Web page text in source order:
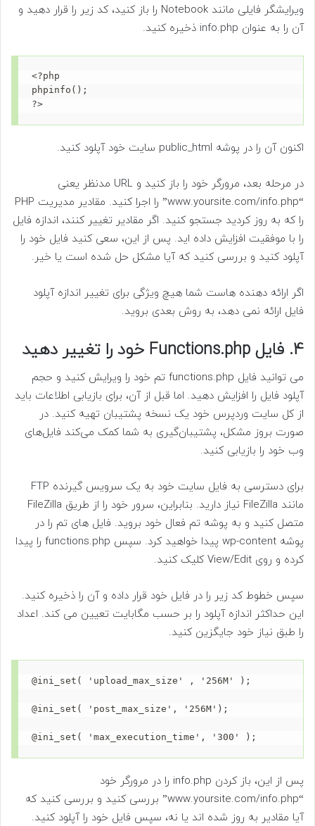
ویرایشگر فایلی مانند Notebook را باز کنید، کد زیر را قرار دهید و
آن را به عنوان info.php ذخیره کنید.
<?php
phpinfo();
?>
اکنون آن را در پوشه public_html سایت خود آپلود کنید.
در مرحله بعد، مرورگر خود را باز کنید و URL مدنظر یعنی
“www.yoursite.com/info.php” را اجرا کنید. مقادیر مدیریت PHP
را که به روز کردید جستجو کنید. اگر مقادیر تغییر کنند، اندازه فایل
را با موفقیت افزایش داده اید. پس از این، سعی کنید فایل خود را
آپلود کنید و بررسی کنید که آیا مشکل حل شده است یا خیر.
اگر ارائه دهنده هاست شما هیچ ویژگی برای تغییر اندازه آپلود
فایل ارائه نمی دهد، به روش بعدی بروید.
4. فایل Functions.php خود را تغییر دهید
می توانید فایل functions.php تم خود را ویرایش کنید و حجم
آپلود فایل را افزایش دهید. اما قبل از آن، برای بازیابی اطلاعات باید
از کل سایت وردپرس خود یک نسخه پشتیبان تهیه کنید. در
صورت بروز مشکل، پشتیبان‌گیری به شما کمک می‌کند فایل‌های
وب خود را بازیابی کنید.
برای دسترسی به فایل سایت خود به یک سرویس گیرنده FTP
مانند FileZilla نیاز دارید. بنابراین، سرور خود را از طریق FileZilla
متصل کنید و به پوشه تم فعال خود بروید. فایل های تم را در
پوشه wp-content پیدا خواهید کرد. سپس functions.php را پیدا
کرده و روی View/Edit کلیک کنید.
سپس خطوط کد زیر را در فایل خود قرار داده و آن را ذخیره کنید.
این حداکثر اندازه آپلود را بر حسب مگابایت تعیین می کند. اعداد
را طبق نیاز خود جایگزین کنید.
@ini_set( 'upload_max_size' , '256M' );
@ini_set( 'post_max_size', '256M');
@ini_set( 'max_execution_time', '300' );
پس از این، باز کردن info.php را در مرورگر خود
“www.yoursite.com/info.php” بررسی کنید و بررسی کنید که
آیا مقادیر به روز شده اند یا نه، سپس فایل خود را آپلود کنید.